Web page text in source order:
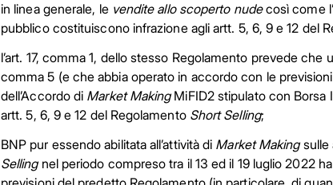
in linea generale, le vendite allo scoperto nudecosì come
pubblico costituiscono infrazione agli artt. 5, 6, 9 e 12 del
l’art. 17, comma 1, dello stesso Regolamento prevede
comma 5 (e che abbia operato in accordo con le
dell’Accordo di Market Making MiFID2 stipulato con Borsa
artt. 5, 6, 9 e 12 del Regolamento Short Selling;
BNP pur essendo abilitata all’attività di Market Makingsulle
Sellingnel periodo compreso tra il 13 ed il 19 luglio 2022